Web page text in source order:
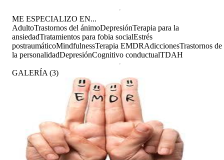
ME ESPECIALIZO EN...
AdultoTrastornos del ánimoDepresiónTerapia para la
ansiedadTratamientos para fobia socialEstrés
postraumáticoMindfulnessTerapia EMDRAdiccionesTrastornos de
la personalidadDepresiónCognitivo conductualTDAH
GALERÍA (3)